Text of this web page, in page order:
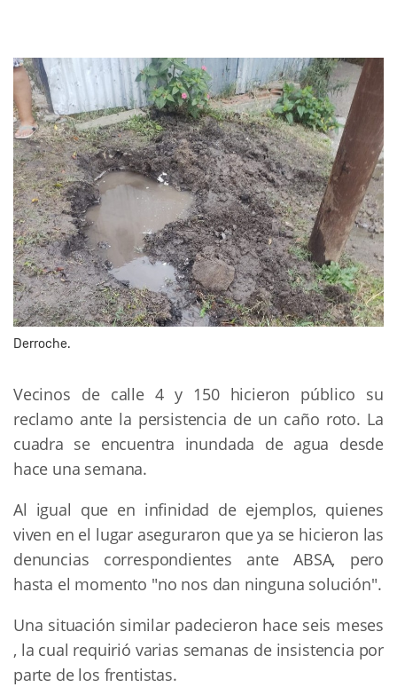
Derroche.
Vecinos de calle 4 y 150 hicieron público su
reclamo ante la persistencia de un caño roto. La
cuadra se encuentra inundada de agua desde
hace una semana.
Al igual que en infinidad de ejemplos, quienes
viven en el lugar aseguraron que ya se hicieron las
denuncias correspondientes ante ABSA, pero
hasta el momento "no nos dan ninguna solución".
Una situación similar padecieron hace seis meses
, la cual requirió varias semanas de insistencia por
parte de los frentistas.